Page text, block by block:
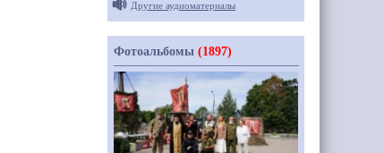
Другие аудиоматериалы
Фотоальбомы (1897)